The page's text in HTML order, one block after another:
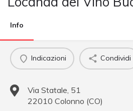
Info
Indicazioni Condividi
Via Statale, 51
22010 Colonno (CO)